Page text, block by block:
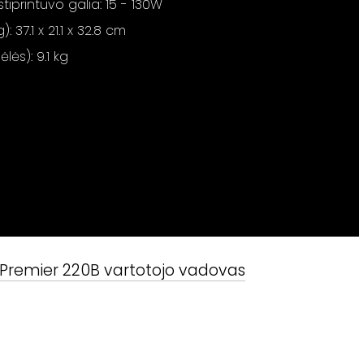
galia: 15 - 130W
x 21.1 x 32.8 cm
9.1 kg
Premier 220B vartotojo vadovas